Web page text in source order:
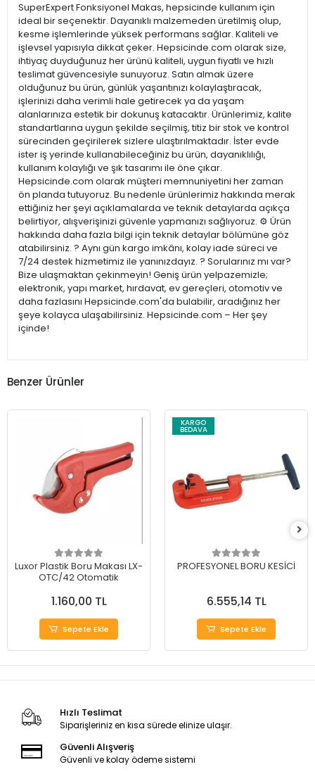
SuperExpert Fonksiyonel Makas, hepsicinde kullanım için
ideal bir seçenektir. Dayanıklı malzemeden üretilmiş olup,
kesme işlemlerinde yüksek performans sağlar. Kaliteli ve
işlevsel yapısıyla dikkat çeker. Hepsicinde.com olarak size,
ihtiyaç duyduğunuz her ürünü kaliteli, uygun fiyatlı ve hızlı
teslimat güvencesiyle sunuyoruz. Satın almak üzere
olduğunuz bu ürün, günlük yaşantınızı kolaylaştıracak,
işlerinizi daha verimli hale getirecek ya da yaşam
alanlarınıza estetik bir dokunuş katacaktır. Ürünlerimiz, kalite
standartlarına uygun şekilde seçilmiş, titiz bir stok ve kontrol
sürecinden geçirilerek sizlere ulaştırılmaktadır. İster evde
ister iş yerinde kullanabileceğiniz bu ürün, dayanıklılığı,
kullanım kolaylığı ve şık tasarımı ile öne çıkar.
Hepsicinde.com olarak müşteri memnuniyetini her zaman
ön planda tutuyoruz. Bu nedenle ürünlerimiz hakkında merak
ettiğiniz her şeyi açıklamalarda ve teknik detaylarda açıkça
belirtiyor, alışverişinizi güvenle yapmanızı sağlıyoruz. ⚙️ Ürün
hakkında daha fazla bilgi için teknik detaylar bölümüne göz
atabilirsiniz. ? Aynı gün kargo imkânı, kolay iade süreci ve
7/24 destek hizmetimiz ile yanınızdayız. ? Sorularınız mı var?
Bize ulaşmaktan çekinmeyin! Geniş ürün yelpazemizle;
elektronik, yapı market, hırdavat, ev gereçleri, otomotiv ve
daha fazlasını Hepsicinde.com'da bulabilir, aradığınız her
şeye kolayca ulaşabilirsiniz. Hepsicinde.com – Her şey
içinde!
Benzer Ürünler
Luxor Plastik Boru Makası LX-
OTC/42 Otomatik
1.160,00 TL
Sepete Ekle
KARGO
BEDAVA
PROFESYONEL BORU KESİCİ
6.555,14 TL
Sepete Ekle
Hızlı Teslimat
Siparişleriniz en kısa sürede elinize ulaşır.
Güvenli Alışveriş
Güvenli ve kolay ödeme sistemi